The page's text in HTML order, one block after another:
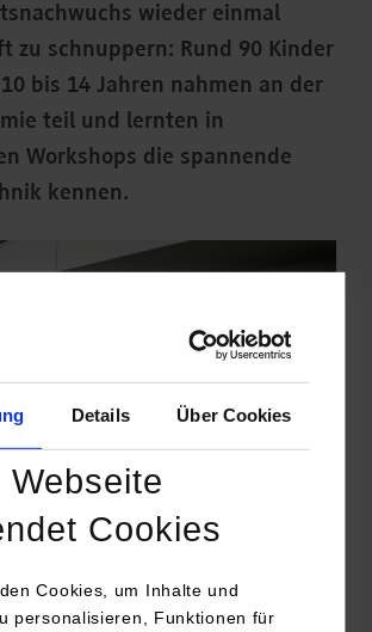
Details Über Cookies
Webseite
Cookies
Cookies, um Inhalte und
personalisieren, Funktionen für
wieder einmal
zu schnuppern: Rund 90 Kinder
bis 14 Jahren nahmen an der
teil und lernten in
Workshops die spannende
kennen.
wird Praxis groß geschrieben. Dieser
auch bei der Kinderakademie.